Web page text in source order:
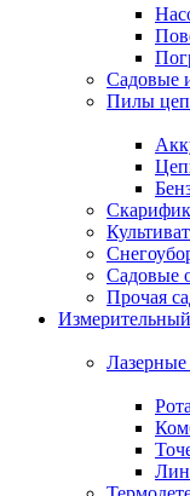
Садовые
Пилы
Садовые
Прочая